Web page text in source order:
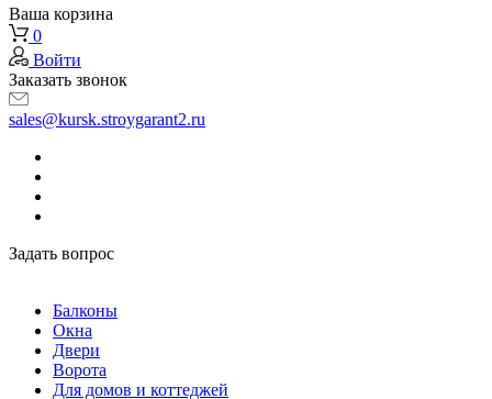
Ваша корзина
0
Войти
Заказать звонок
sales@kursk.stroygarant2.ru
Задать вопрос
Балконы
Окна
Двери
Ворота
Для домов и коттеджей